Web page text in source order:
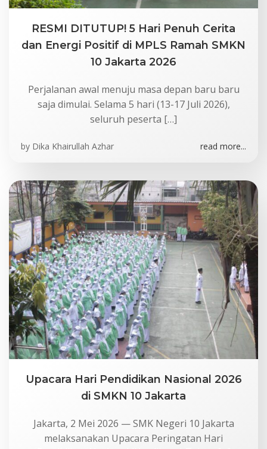
RESMI DITUTUP! 5 Hari Penuh Cerita
dan Energi Positif di MPLS Ramah SMKN
10 Jakarta 2026
Perjalanan awal menuju masa depan baru baru
saja dimulai. Selama 5 hari (13-17 Juli 2026),
seluruh peserta […]
by Dika Khairullah Azhar read more...
Upacara Hari Pendidikan Nasional 2026
di SMKN 10 Jakarta
Jakarta, 2 Mei 2026 — SMK Negeri 10 Jakarta
melaksanakan Upacara Peringatan Hari